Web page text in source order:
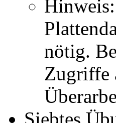
nötig.
Zugriffe